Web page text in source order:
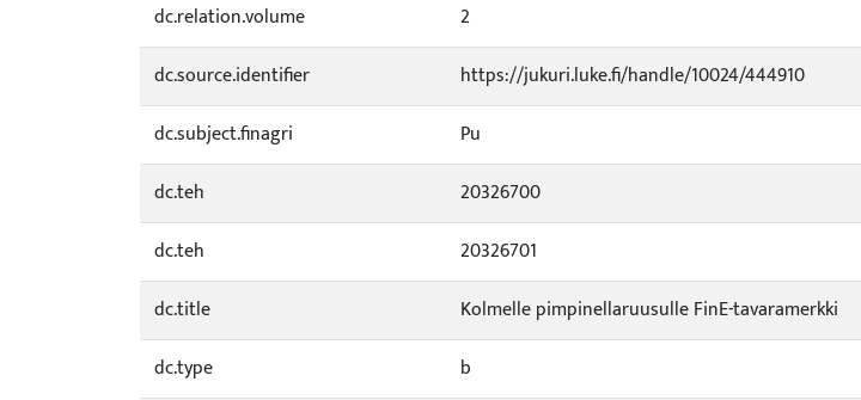
dc.relation.volume
2
dc.source.identifier
https://jukuri.luke.fi/handle/10024/444910
dc.subject.finagri
Pu
dc.teh
20326700
dc.teh
20326701
dc.title
Kolmelle pimpinellaruusulle FinE-tavaramerkki
dc.type
b